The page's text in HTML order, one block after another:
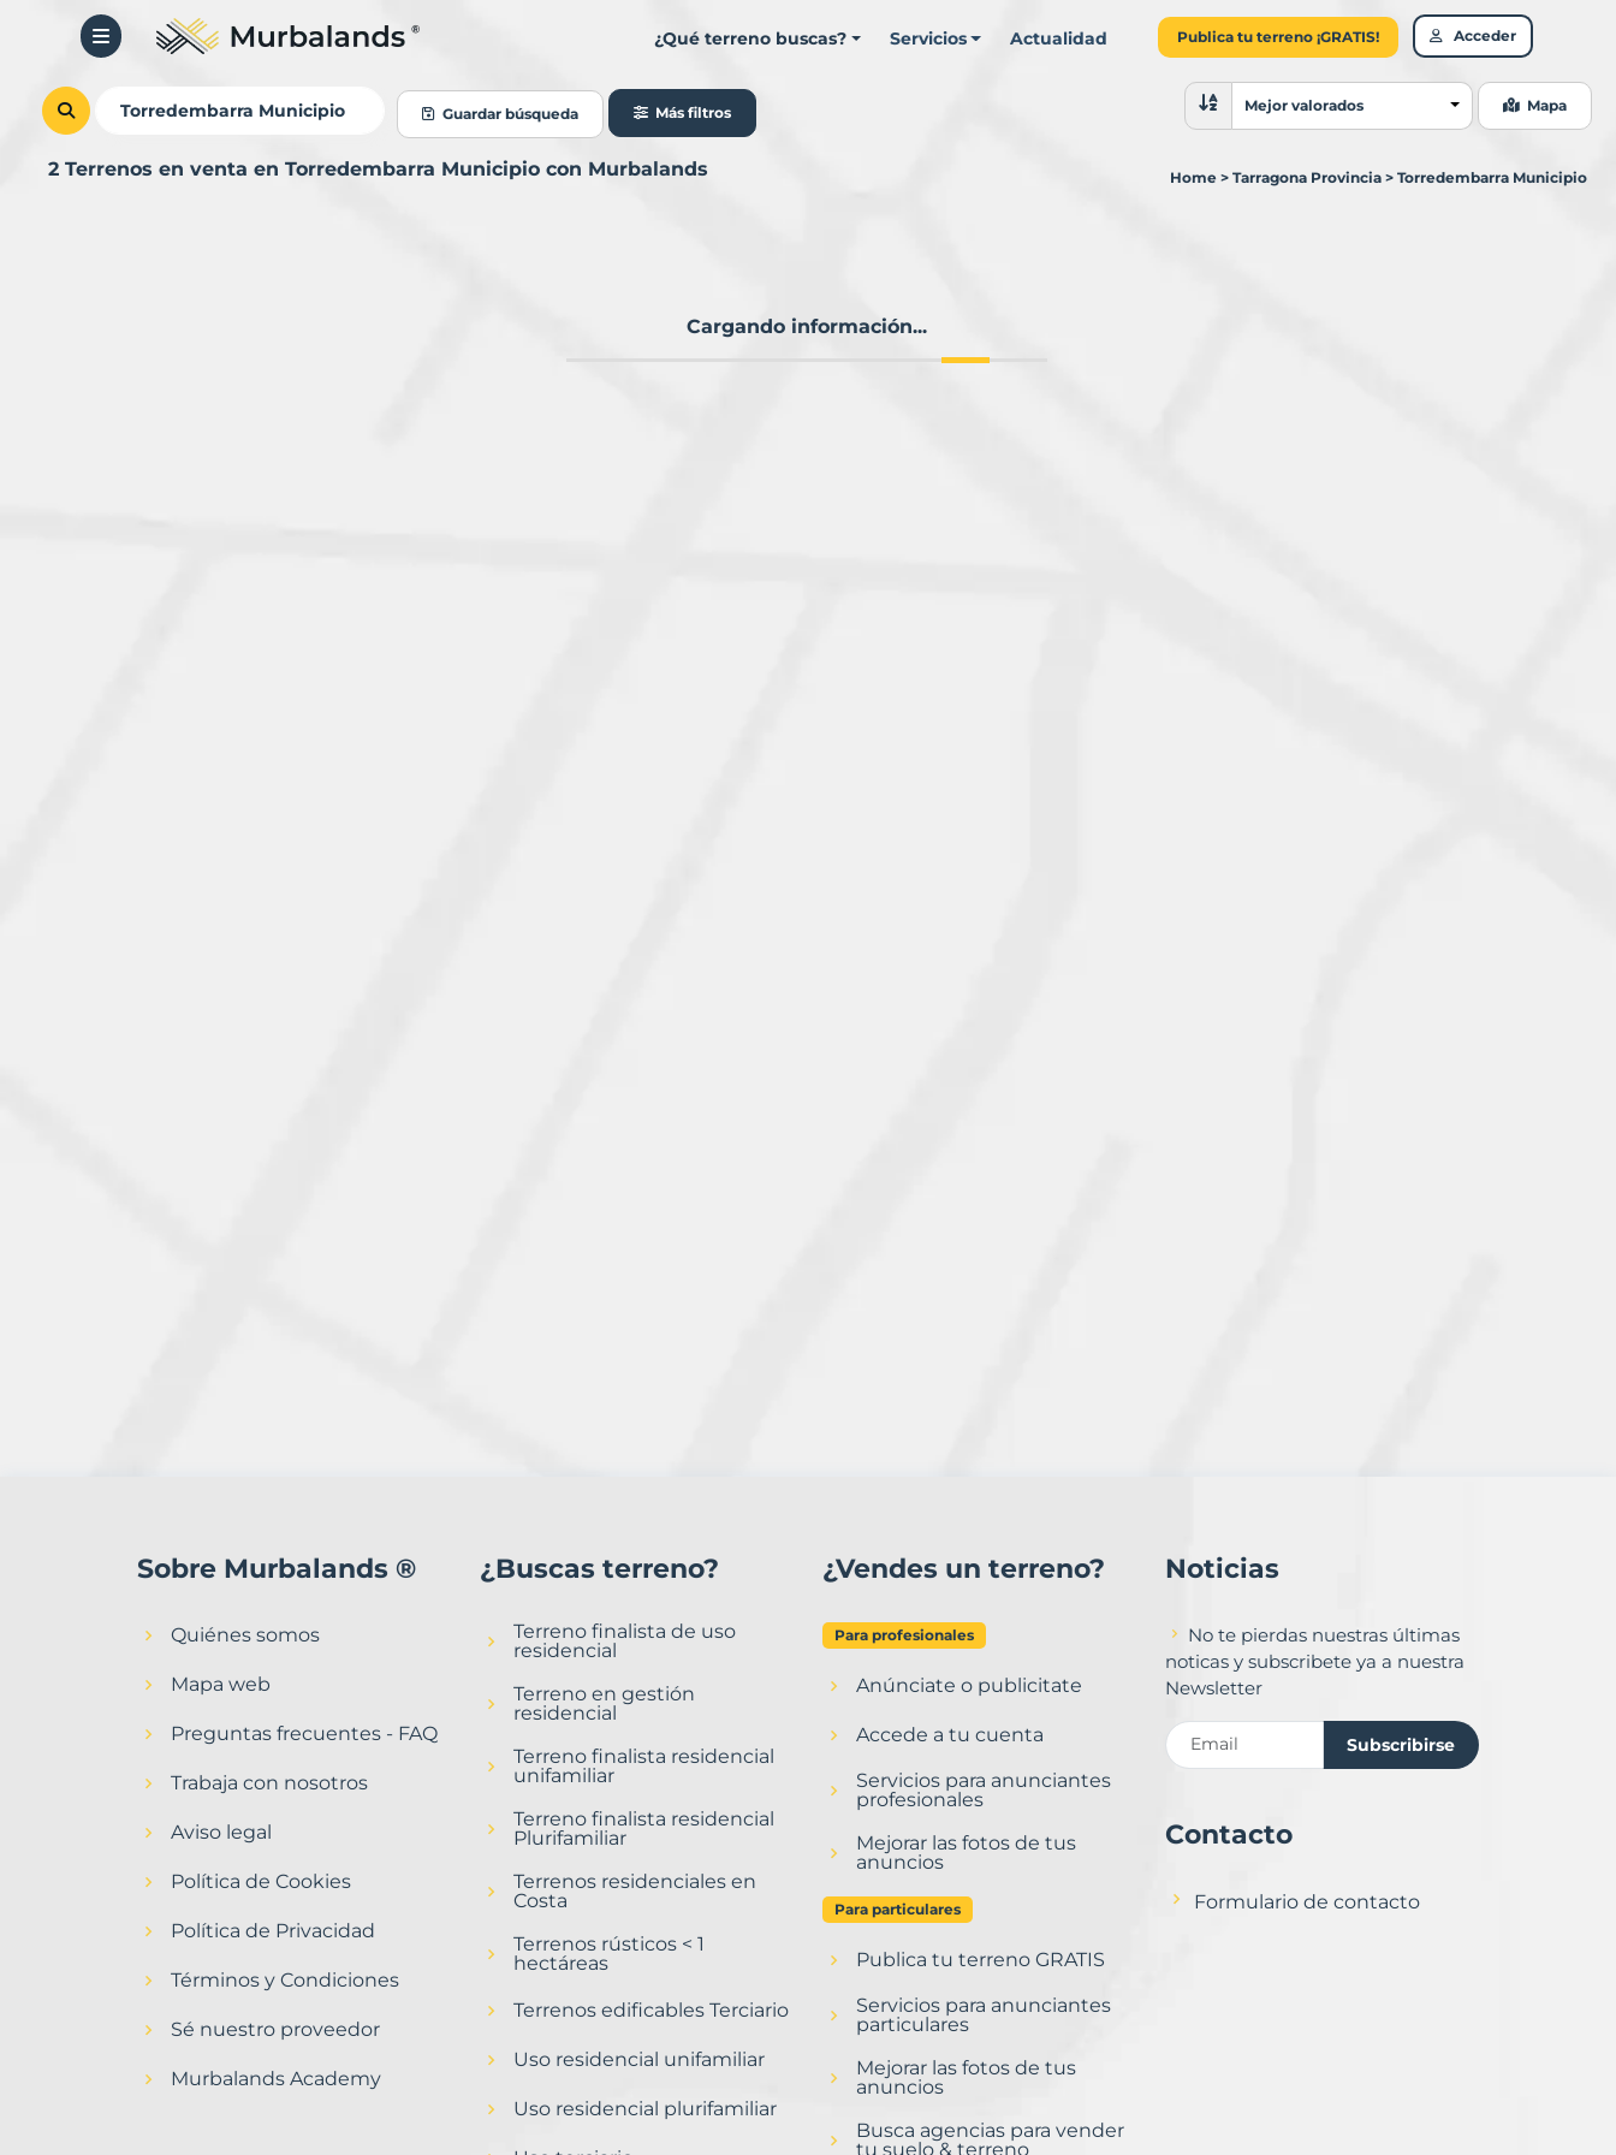
¿Qué terreno buscas? Servicios Actualidad Publica tu terreno ¡GRATIS! Acceder
Guardar búsqueda Más filtros
Ordenar resultados
Mejor valorados Mapa
2 Terrenos en venta en Torredembarra Municipio con Murbalands Home > Tarragona Provincia > Torredembarra Municipio
Cargando información...
Torredembarra
Sobre Murbalands ®
Quiénes somos
Mapa web
Preguntas frecuentes - FAQ
Trabaja con nosotros
Aviso legal
Política de Cookies
Política de Privacidad
Términos y Condiciones
Sé nuestro proveedor
Murbalands Academy
¿Buscas terreno?
Terreno finalista de uso
residencial
Terreno en gestión
residencial
Terreno finalista residencial
unifamiliar
Terreno finalista residencial
Plurifamiliar
Terrenos residenciales en
Costa
Terrenos rústicos < 1
hectáreas
Terrenos edificables Terciario
Uso residencial unifamiliar
Uso residencial plurifamiliar
¿Vendes un terreno?
Para profesionales
Anúnciate o publicitate
Accede a tu cuenta
Servicios para anunciantes
profesionales
Mejorar las fotos de tus
anuncios
Para particulares
Publica tu terreno GRATIS
Servicios para anunciantes
particulares
Mejorar las fotos de tus
anuncios
Busca agencias para vender
tu suelo & terreno
Noticias
No te pierdas nuestras últimas
noticas y subscribete ya a nuestra
Newsletter
Subscribirse
Contacto
Formulario de contacto